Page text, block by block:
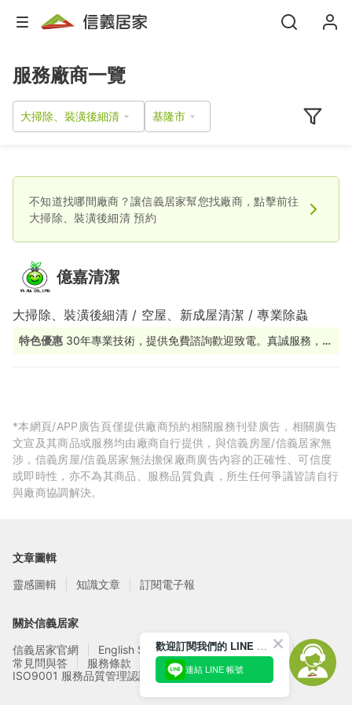
服務廠商一覽
大掃除、裝潢後細清
不知道找哪間廠商？讓信義居家幫您找廠商，點擊前往
大掃除、裝潢後細清預約
億嘉清潔
大掃除、裝潢後細清 / 空屋、新成屋清潔 / 專業除蟲
特色優惠 30年專業技術，提供免費諮詢歡迎致電。真誠服務，品
*本網頁/APP廣告頁僅提供廠商預約相關服務刊登廣告，相關廣告
文宣及其商品或服務均由廠商自行提供，與信義房屋/信義居家無
涉，信義房屋/信義居家無法擔保廠商廣告內容的正確性、可信度
或即時性，亦不為其商品、服務品質負責，所生任何爭議皆請自行
與廠商協調解決。
文章圖輯
靈感圖輯
知識文章 訂閱電子報
關於信義居家
信義居家官網
English Service
信義居家廠商募集
常見問與答
服務條款
隱私權政策
ISO9001 服務品質管理認證
歡迎訂閱我們的 LINE 官方帳號
連結 LINE 帳號